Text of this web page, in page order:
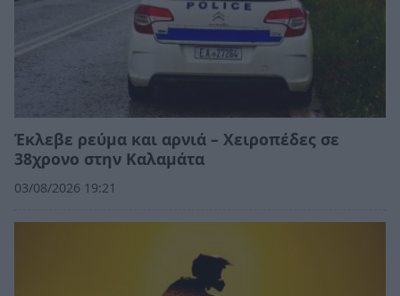
Έκλεβε ρεύμα και αρνιά – Χειροπέδες σε
38χρονο στην Καλαμάτα
03/08/2026 19:21